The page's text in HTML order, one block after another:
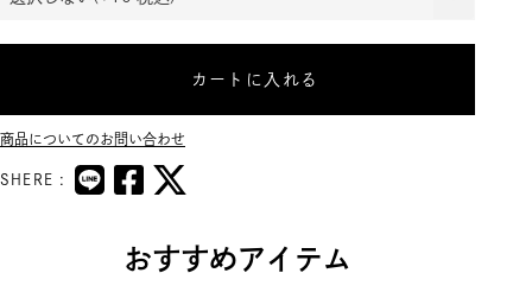
カートに入れる
商品についてのお問い合わせ
SHERE :
おすすめアイテム